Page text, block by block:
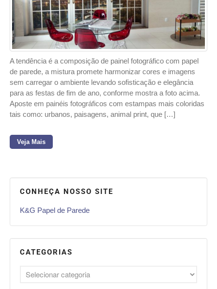
A tendência é a composição de painel fotográfico com papel
de parede, a mistura promete harmonizar cores e imagens
sem carregar o ambiente levando sofisticação e elegância
para as festas de fim de ano, conforme mostra a foto acima.
Aposte em painéis fotográficos com estampas mais coloridas
tais como: urbanos, paisagens, animal print, que […]
Veja Mais
CONHEÇA NOSSO SITE
K&G Papel de Parede
CATEGORIAS